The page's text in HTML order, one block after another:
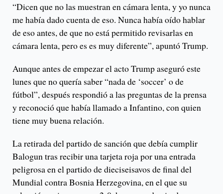
“Dicen que no las muestran en cámara lenta, y yo nunca
me había dado cuenta de eso. Nunca había oído hablar
de eso antes, de que no está permitido revisarlas en
cámara lenta, pero es es muy diferente”, apuntó Trump.
Aunque antes de empezar el acto Trump aseguró este
lunes que no quería saber “nada de ‘soccer’ o de
fútbol”, después respondió a las preguntas de la prensa
y reconoció que había llamado a Infantino, con quien
tiene muy buena relación.
La retirada del partido de sanción que debía cumplir
Balogun tras recibir una tarjeta roja por una entrada
peligrosa en el partido de dieciseisavos de final del
Mundial contra Bosnia Herzegovina, en el que su